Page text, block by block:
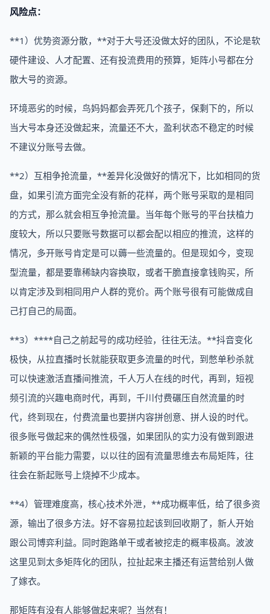
风险点：
**1）优势资源分散，**对于大号还没做太好的团队，不论是软
硬件建设、人才配置、还有投流费用的预算，矩阵小号都在分
散大号的资源。
环境恶劣的时候，鸟妈妈都会弄死几个孩子，保剩下的，所以
当大号本身还没做起来，流量还不大，盈利状态不稳定的时候
不建议分账号去做。
**2）互相争抢流量，**差异化没做好的情况下，比如相同的货
盘，如果引流方面完全没有新的花样，两个账号采取的是相同
的方式，那么就会相互争抢流量。当年每个账号的平台扶植力
度较大，所以只要账号数据可以都会配以相应的推流，这样的
情况，多开账号肯定是可以薅一些流量的。但是现如今，变现
型流量，都是要靠稀缺内容换取，或者干脆直接拿钱购买，所
以肯定涉及到相同用户人群的竞价。两个账号很有可能做成自
己打自己的局面。
**3）****自己之前起号的成功经验，往往无法。**抖音变化
极快，从拉直播时长就能获取更多流量的时代，到憋单秒杀就
可以快速激活直播间推流，千人万人在线的时代，再到，短视
频引流的兴趣电商时代，再到，千川付费碾压自然流量的时
代，终到现在，付费流量也要拼内容拼创意、拼人设的时代。
很多账号做起来的偶然性极强，如果团队的实力没有做到跟进
新颖的平台能力需要，以以往的固有流量思维去布局矩阵，往
往会在新起账号上烧掉不少成本。
**4）管理难度高，核心技术外泄，**成功概率低，给了很多资
源，输出了很多方法。好不容易拉起该到回收期了，新人开始
跟公司博弈利益。同时跑路单干或者被挖走的概率极高。波波
这里见到太多矩阵化的团队，拉扯起来主播还有运营给别人做
了嫁衣。
那矩阵有没有人能够做起来呢？当然有！